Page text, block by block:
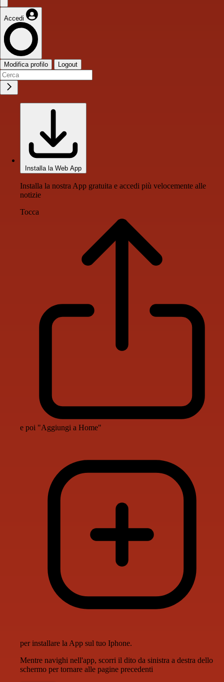
Accedi
Modifica profilo Logout
Installa la Web App
Installa la nostra App gratuita e accedi più velocemente alle
notizie
Tocca
e poi "Aggiungi a Home"
per installare la App sul tuo Iphone.
Mentre navighi nell'app, scorri il dito da sinistra a destra dello
schermo per tornare alle pagine precedenti